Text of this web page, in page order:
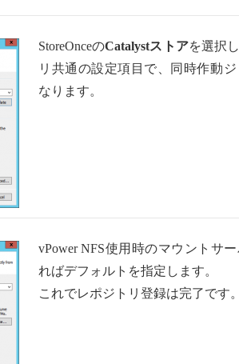
StoreOnceのCatalystストアを選択
リ共通の設定項目で、同時作動
なります。
vPower NFS使用時のマウントサ
ればデフォルトを指定します。
これでレポジトリ登録は完了です。